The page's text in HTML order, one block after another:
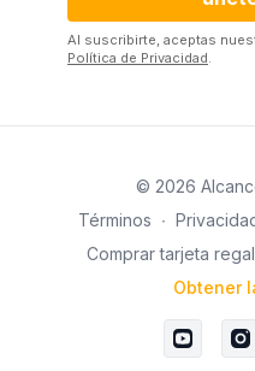
Al suscribirte, aceptas
Política de Privacidad.
© 2026
Términos ∙
Comprar tarjeta
Obtener